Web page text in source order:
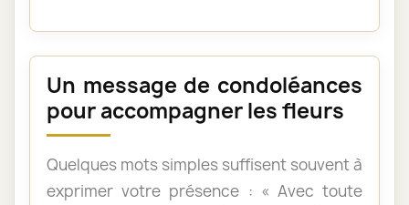
Un message de condoléances
pour accompagner les fleurs
Quelques mots simples suffisent souvent à
exprimer votre présence : « Avec toute